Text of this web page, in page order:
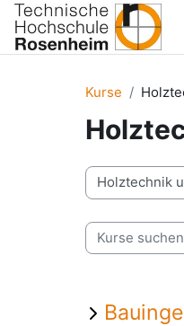
Zum Hauptinhalt
Kurse
Kursbereiche
Kurse suchen